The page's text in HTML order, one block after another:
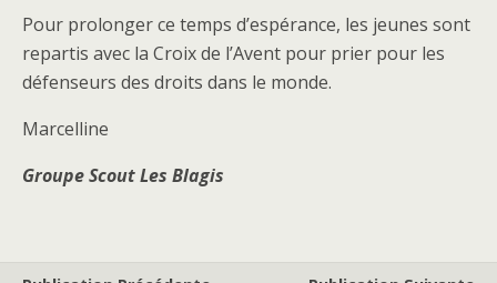
Pour prolonger ce temps d’espérance, les jeunes sont
repartis avec la Croix de l’Avent pour prier pour les
défenseurs des droits dans le monde.
Marcelline
Groupe Scout Les Blagis